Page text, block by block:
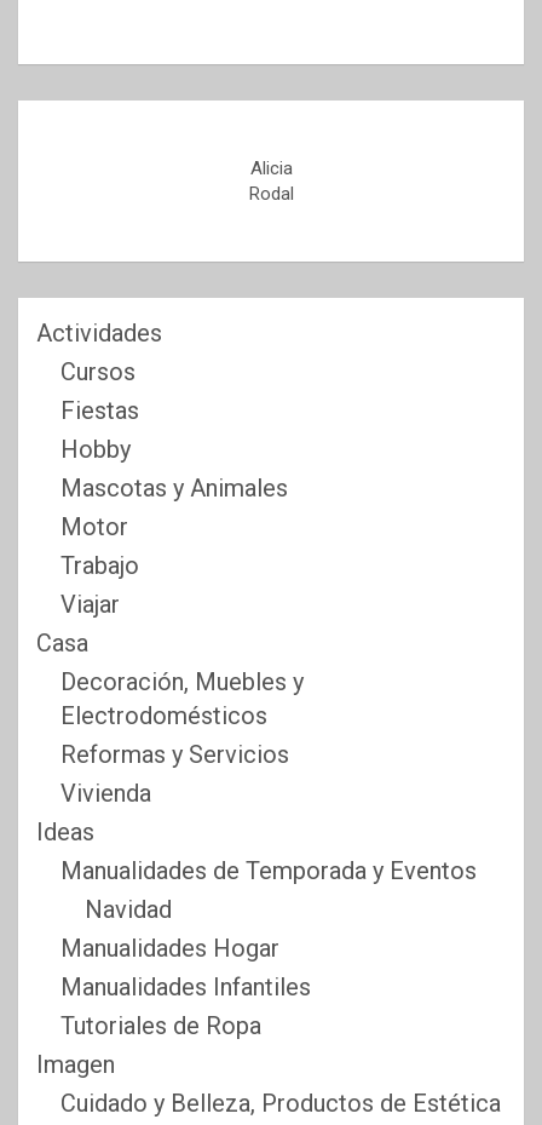
Alicia
Rodal
Actividades
Cursos
Fiestas
Hobby
Mascotas y Animales
Motor
Trabajo
Viajar
Casa
Decoración, Muebles y
Electrodomésticos
Reformas y Servicios
Vivienda
Ideas
Manualidades de Temporada y Eventos
Navidad
Manualidades Hogar
Manualidades Infantiles
Tutoriales de Ropa
Imagen
Cuidado y Belleza, Productos de Estética